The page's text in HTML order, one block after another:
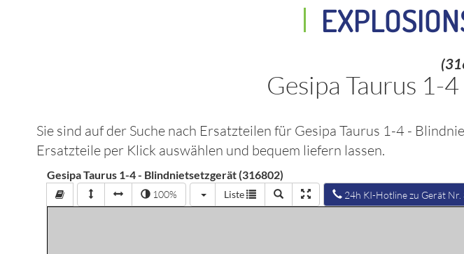
Gesipa Taurus 1-
Sie sind auf der Suche nach Ersatzteilen für Gesipa Taurus 1-4 -
Ersatzteile per Klick auswählen und bequem liefern lassen.
Gesipa Taurus 1-4 - Blindnietsetzgerät (316802)
100% Liste 24h KI-Hotline zu Gerät Nr.